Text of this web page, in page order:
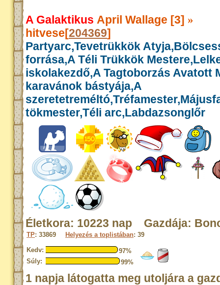
A Galaktikus April Wallage [3] »
hitvese[204369]
Partyarc,Tevetrükkök
forrása,A Téli Trükkök
iskolakezdő,A Tagtoborzás Avatott
karavánok bástyája,A
tökmester,Téli arc,Labdazsonglőr
Életkora: 10223 nap Gazdája:
TP: 33869 Helyezés a toplistában: 39
Kedv:
97%
Súly:
99%
1 napja látogatta meg utoljára a